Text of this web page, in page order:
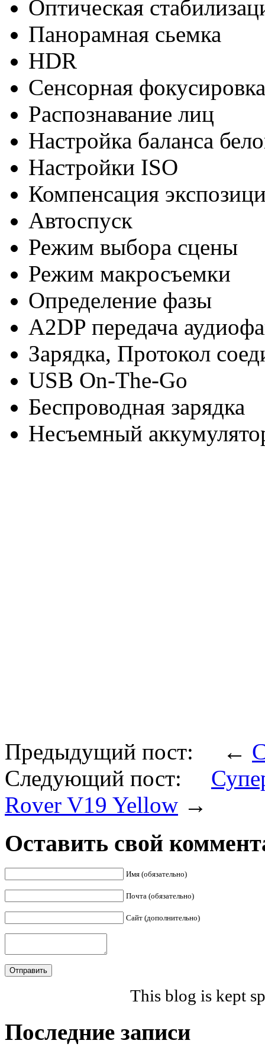
Оптическая
Панорамная сьемка
HDR
Сенсорная фокусировка
Распознавание лиц
Настройка баланса
Настройки ISO
Компенсация
Автоспуск
Режим выбора сцены
Режим макросъемки
Определение фазы
A2DP передача
Зарядка, Протокол
USB On-The-Go
Беспроводная зарядка
Несъемный
Предыдущий пост: ←
Следующий пост:
Rover V19 Yellow →
Оставить свой
Имя (обязательно)
Почта (обязательно)
Сайт (дополнительно)
This blog is kept
Последние записи